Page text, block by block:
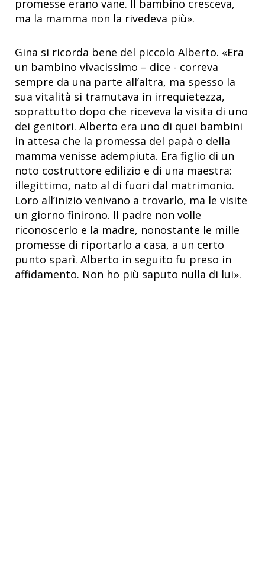
promesse erano vane. Il bambino cresceva,
ma la mamma non la rivedeva più».
Gina si ricorda bene del piccolo Alberto. «Era
un bambino vivacissimo – dice - correva
sempre da una parte all’altra, ma spesso la
sua vitalità si tramutava in irrequietezza,
soprattutto dopo che riceveva la visita di uno
dei genitori. Alberto era uno di quei bambini
in attesa che la promessa del papà o della
mamma venisse adempiuta. Era figlio di un
noto costruttore edilizio e di una maestra:
illegittimo, nato al di fuori dal matrimonio.
Loro all’inizio venivano a trovarlo, ma le visite
un giorno finirono. Il padre non volle
riconoscerlo e la madre, nonostante le mille
promesse di riportarlo a casa, a un certo
punto sparì. Alberto in seguito fu preso in
affidamento. Non ho più saputo nulla di lui».